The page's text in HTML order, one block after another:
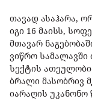
თავად ასაჰარა,
იგი 16 მაისს,
მთავარ
ვიწრო სამალავში
სექტის
ბრალი მასობრივ
იარაღის უკანონო